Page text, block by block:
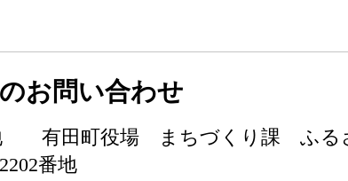
お問い合わせ
地 有田町役場 まちづくり課 ふる
番地